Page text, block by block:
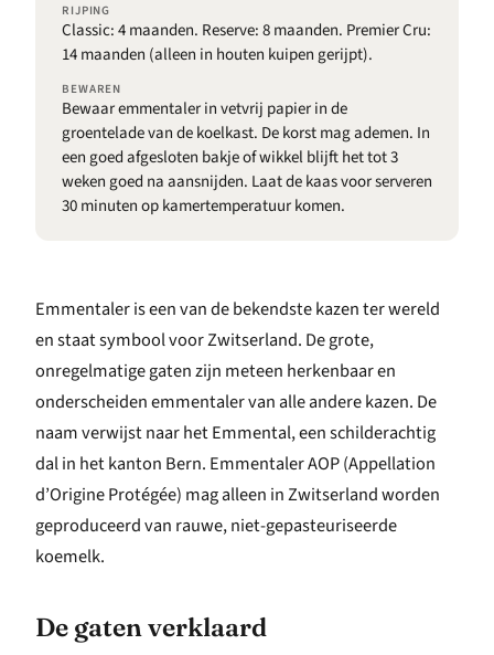
RIJPING
Classic: 4 maanden. Reserve: 8 maanden. Premier Cru:
14 maanden (alleen in houten kuipen gerijpt).
BEWAREN
Bewaar emmentaler in vetvrij papier in de
groentelade van de koelkast. De korst mag ademen. In
een goed afgesloten bakje of wikkel blijft het tot 3
weken goed na aansnijden. Laat de kaas voor serveren
30 minuten op kamertemperatuur komen.
Emmentaler is een van de bekendste kazen ter wereld
en staat symbool voor Zwitserland. De grote,
onregelmatige gaten zijn meteen herkenbaar en
onderscheiden emmentaler van alle andere kazen. De
naam verwijst naar het Emmental, een schilderachtig
dal in het kanton Bern. Emmentaler AOP (Appellation
d’Origine Protégée) mag alleen in Zwitserland worden
geproduceerd van rauwe, niet-gepasteuriseerde
koemelk.
De gaten verklaard